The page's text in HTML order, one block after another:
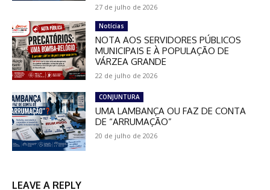
27 de julho de 2026
Notícias
NOTA AOS SERVIDORES PÚBLICOS
MUNICIPAIS E À POPULAÇÃO DE
VÁRZEA GRANDE
22 de julho de 2026
CONJUNTURA
UMA LAMBANÇA OU FAZ DE CONTA
DE “ARRUMAÇÃO”
20 de julho de 2026
LEAVE A REPLY